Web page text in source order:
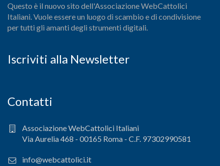
Questo è il nuovo sito dell'Associazione WebCattolici
Italiani. Vuole essere un luogo di scambio e di condivisione
per tutti gli amanti degli strumenti digitali.
Iscriviti alla Newsletter
Contatti
Associazione WebCattolici Italiani
Via Aurelia 468 - 00165 Roma - C.F. 97302990581
info@webcattolici.it